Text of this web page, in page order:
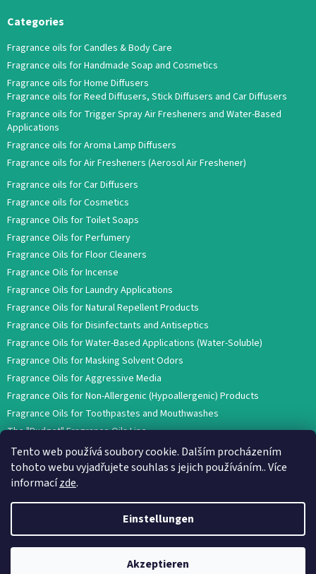
Tento web používá soubory cookie. Dalším procházením
tohoto webu vyjadřujete souhlas s jejich používáním.. Více
informacízde.
Einstellungen
Akzeptieren
Categories
Fragrance oils for Candles & Body Care
Fragrance oils for Handmade Soap and Cosmetics
Fragrance oils for Home Diffusers
Fragrance oils for Reed Diffusers, Stick Diffusers and Car Diffusers
Fragrance oils for Trigger Spray Air Fresheners and Water-Based
Applications
Fragrance oils for Aroma Lamp Diffusers
Fragrance oils for Air Fresheners (Aerosol Air Freshener)
Fragrance oils for Car Diffusers
Fragrance oils for Cosmetics
Fragrance Oils for Toilet Soaps
Fragrance Oils for Perfumery
Fragrance Oils for Floor Cleaners
Fragrance Oils for Incense
Fragrance Oils for Laundry Applications
Fragrance Oils for Natural Repellent Products
Fragrance Oils for Disinfectants and Antiseptics
Fragrance Oils for Water-Based Applications (Water-Soluble)
Fragrance Oils for Masking Solvent Odors
Fragrance Oils for Aggressive Media
Fragrance Oils for Non-Allergenic (Hypoallergenic) Products
Fragrance Oils for Toothpastes and Mouthwashes
The "Budget" Fragrance Oils Line
Erstellt von Shoptet
AROMA GLOBAL. Alle Rechte vorbehalten.